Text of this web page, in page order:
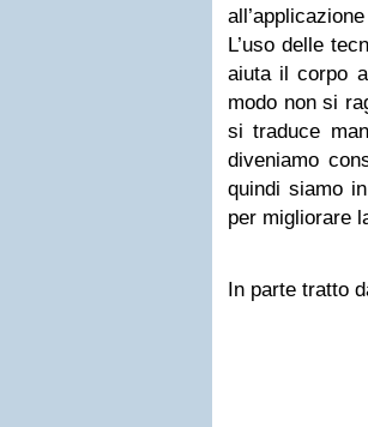
L’uso delle
aiuta il corpo
modo non si
si traduce
diveniamo
quindi siamo
per migliorare
In parte tratto